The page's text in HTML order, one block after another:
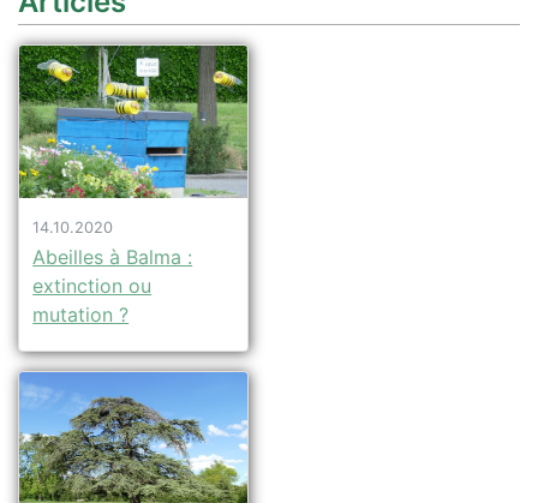
14.10.2020
Abeilles à Balma :
extinction ou
mutation ?